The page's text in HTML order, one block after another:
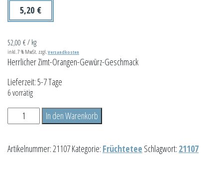
5,20 €
52,00 €/ kg
inkl. 7 % MwSt. zzgl. Versandkosten
Herrlicher Zimt-Orangen-Gewürz-Geschmack
Lieferzeit:5-7 Tage
6 vorrätig
Borkumer
Sonnenuntergang
Menge
In den Warenkorb
Artikelnummer: 21107Kategorie: Früchtetee Schlagwort: 21107